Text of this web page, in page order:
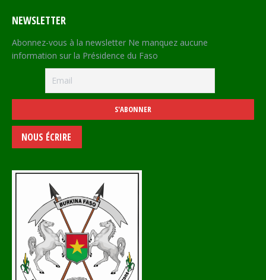
NEWSLETTER
Abonnez-vous à la newsletter Ne manquez aucune
information sur la Présidence du Faso
NOUS ÉCRIRE